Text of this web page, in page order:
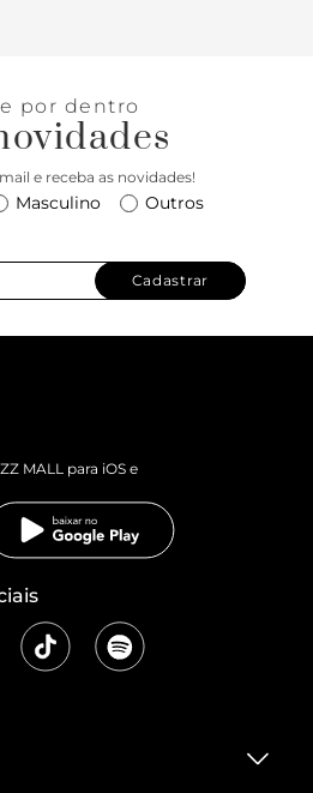
por dentro
e receba as novidades!
Masculino Outros
Cadastrar
MALL para iOS e